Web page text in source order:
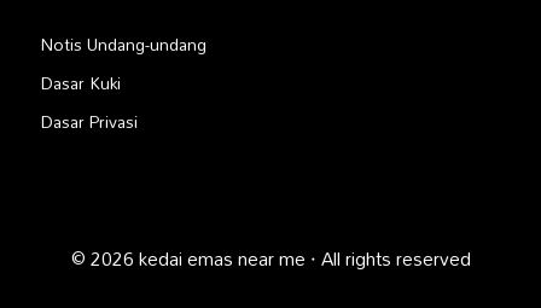
Notis Undang-undang
Dasar Kuki
Dasar Privasi
© 2026 kedai emas near me · All rights reserved